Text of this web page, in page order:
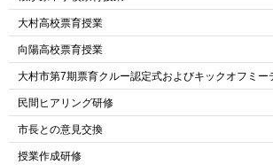
大村高校票育授業
向陽高校票育授業
大村市第7期票育クルー認定式およびキックオフミー
民間ヒアリング研修
市長との意見交換
授業作成研修